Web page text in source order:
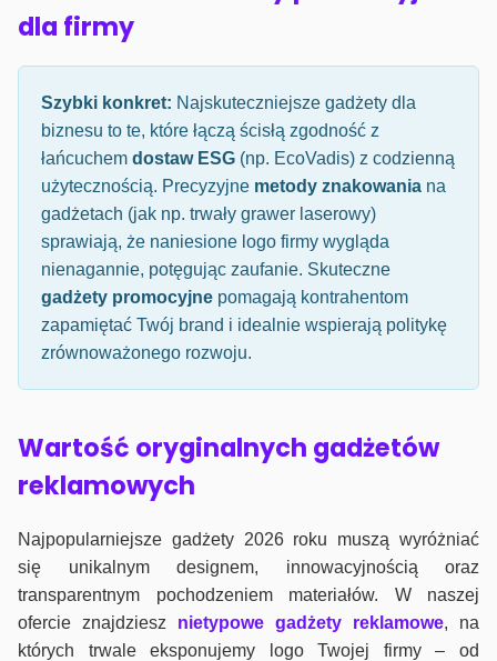
dla firmy
Szybki konkret: Najskuteczniejsze gadżety dla
biznesu to te, które łączą ścisłą zgodność z
łańcuchem dostaw ESG (np. EcoVadis) z codzienną
użytecznością. Precyzyjne metody znakowania na
gadżetach (jak np. trwały grawer laserowy)
sprawiają, że naniesione logo firmy wygląda
nienagannie, potęgując zaufanie. Skuteczne
gadżety promocyjne pomagają kontrahentom
zapamiętać Twój brand i idealnie wspierają politykę
zrównoważonego rozwoju.
Wartość oryginalnych gadżetów
reklamowych
Najpopularniejsze gadżety 2026 roku muszą wyróżniać
się unikalnym designem, innowacyjnością oraz
transparentnym pochodzeniem materiałów. W naszej
ofercie znajdziesz nietypowe gadżety reklamowe, na
których trwale eksponujemy logo Twojej firmy – od